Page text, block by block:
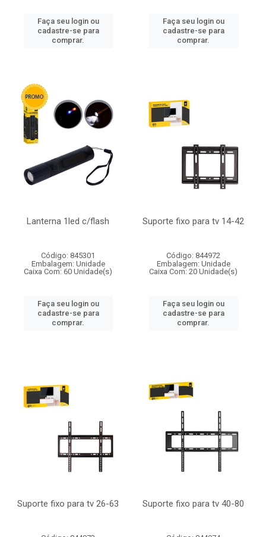
Faça seu login ou
cadastre-se para
comprar.
Faça seu login ou
cadastre-se para
comprar.
Lanterna 1led c/flash
Código: 845301
Embalagem: Unidade
Caixa Com: 60 Unidade(s)
Faça seu login ou
cadastre-se para
comprar.
Suporte fixo para tv 14-42
Código: 844972
Embalagem: Unidade
Caixa Com: 20 Unidade(s)
Faça seu login ou
cadastre-se para
comprar.
Suporte fixo para tv 26-63 Suporte fixo para tv 40-80